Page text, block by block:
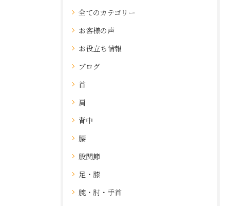
全てのカテゴリー
お客様の声
お役立ち情報
ブログ
首
肩
背中
腰
股関節
足・膝
腕・肘・手首